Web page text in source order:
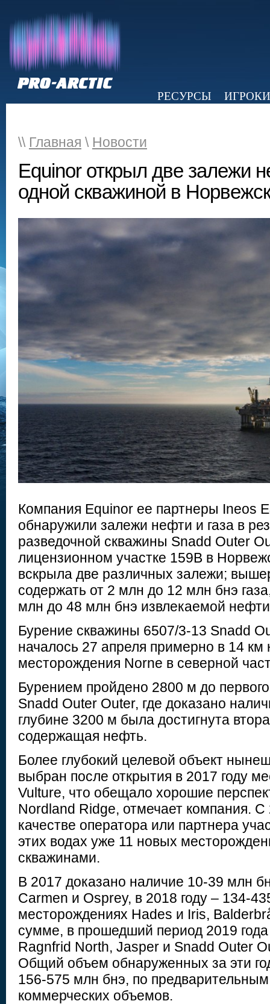
РЕСУРСЫ
ИГРОКИ
\\ Главная \ Новости
Equinor открыл две залежи
одной скважиной в
Компания Equinor ее партнеры Ineos
обнаружили залежи нефти и газа в
разведочной скважины Snadd Outer
лицензионном участке 159B в
вскрыла две различных залежи;
содержать от 2 млн до 12 млн бнэ
млн до 48 млн бнэ извлекаемой
Бурение скважины 6507/3-13 Snadd
началось 27 апреля примерно в 14 км
месторождения Norne в северной
Бурением пройдено 2800 м до
Snadd Outer Outer, где доказано
глубине 3200 м была достигнута
содержащая нефть.
Более глубокий целевой объект
выбран после открытия в 2017 году
Vulture, что обещало хорошие
Nordland Ridge, отмечает компания. С
качестве оператора или партнера
этих водах уже 11 новых
скважинами.
В 2017 доказано наличие 10-39 млн
Carmen и Osprey, в 2018 году – 134-
месторождениях Hades и Iris,
сумме, в прошедший период 2019
Ragnfrid North, Jasper и Snadd Outer
Общий объем обнаруженных за эти
156-575 млн бнэ, по
коммерческих объемов.